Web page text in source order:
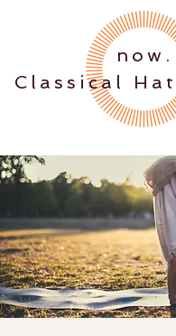
.now
Classical